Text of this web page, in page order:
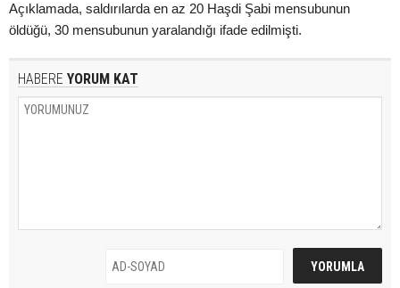
Açıklamada, saldırılarda en az 20 Haşdi Şabi mensubunun
öldüğü, 30 mensubunun yaralandığı ifade edilmişti.
HABERE YORUM KAT